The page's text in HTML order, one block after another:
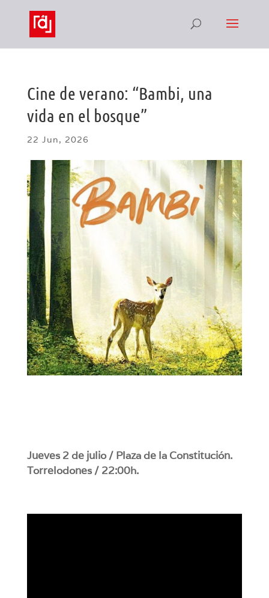
Cine de verano: “Bambi, una
vida en el bosque”
22 Jun, 2026
Jueves 2 de julio / Plaza de la Constitución.
Torrelodones / 22:00h.